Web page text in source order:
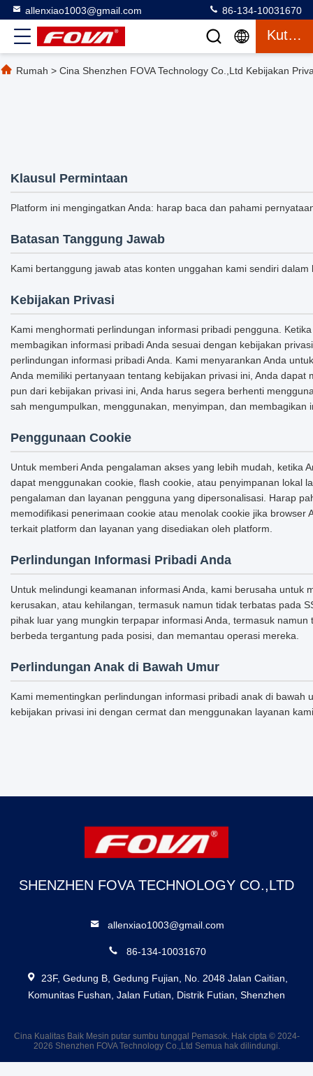
allenxiao1003@gmail.com 86-134-10031670
Kutipan
Rumah > Cina Shenzhen FOVA Technology Co.,Ltd Kebijakan
Klausul Permintaan
Platform ini mengingatkan Anda: harap baca dan pahami
Batasan Tanggung Jawab
Kami bertanggung jawab atas konten unggahan kami sendiri
Kebijakan Privasi
Kami menghormati perlindungan informasi pribadi pengguna.
membagikan informasi pribadi Anda sesuai dengan kebijakan
perlindungan informasi pribadi Anda. Kami menyarankan Anda
Anda memiliki pertanyaan tentang kebijakan privasi ini, Anda
pun dari kebijakan privasi ini, Anda harus segera berhenti
sah mengumpulkan, menggunakan, menyimpan, dan membagikan
Penggunaan Cookie
Untuk memberi Anda pengalaman akses yang lebih mudah, ketika
dapat menggunakan cookie, flash cookie, atau penyimpanan lokal
pengalaman dan layanan pengguna yang dipersonalisasi. Harap
memodifikasi penerimaan cookie atau menolak cookie jika
terkait platform dan layanan yang disediakan oleh platform.
Perlindungan Informasi Pribadi Anda
Untuk melindungi keamanan informasi Anda, kami berusaha
kerusakan, atau kehilangan, termasuk namun tidak terbatas pada
pihak luar yang mungkin terpapar informasi Anda, termasuk
berbeda tergantung pada posisi, dan memantau operasi mereka.
Perlindungan Anak di Bawah Umur
Kami mementingkan perlindungan informasi pribadi anak di
kebijakan privasi ini dengan cermat dan menggunakan layanan
SHENZHEN FOVA TECHNOLOGY CO.,LTD
allenxiao1003@gmail.com
86-134-10031670
23F, Gedung B, Gedung Fujian, No. 2048 Jalan Caitian,
Komunitas Fushan, Jalan Futian, Distrik Futian, Shenzhen
Cina Kualitas Baik Mesin putar sumbu tunggal Pemasok. Hak cipta © 2024-
2026 Shenzhen FOVA Technology Co.,Ltd Semua hak dilindungi.